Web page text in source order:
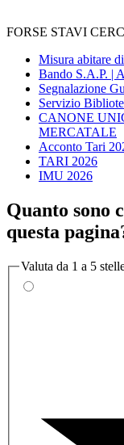
FORSE STAVI
Misura abitare
Bando S.A.P. |
Segnalazione
Servizio
CANONE
MERCATALE
Acconto Tari
TARI 2026
IMU 2026
Quanto sono
questa
Valuta da 1 a 5